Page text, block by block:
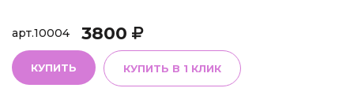
арт.10004 3800
КУПИТЬ КУПИТЬ В 1 КЛИК